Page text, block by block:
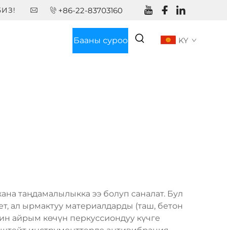
+86-22-83703160
Бааны суроо KY
таңдамалылыкка ээ болуп саналат. Бул
ал ырмактуу материалдарды (таш, бетон
айрым көчүн перкуссиондуу күчге